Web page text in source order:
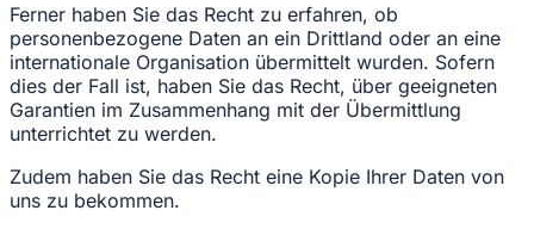
Ferner haben Sie das Recht zu erfahren, ob
personenbezogene Daten an ein Drittland oder an eine
internationale Organisation übermittelt wurden. Sofern
dies der Fall ist, haben Sie das Recht, über geeigneten
Garantien im Zusammenhang mit der Übermittlung
unterrichtet zu werden.
Zudem haben Sie das Recht eine Kopie Ihrer Daten von
uns zu bekommen.